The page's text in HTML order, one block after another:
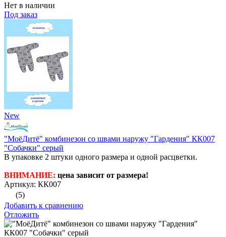
Нет в наличии
Под заказ
New
"МоёДитё" комбинезон со швами наружу "Гардения" КК007
"Собачки" серый
В упаковке 2 штуки одного размера и одной расцветки.
ВНИМАНИЕ: цена зависит от размера!
Артикул: КК007
(5)
Добавить к сравнению
Отложить